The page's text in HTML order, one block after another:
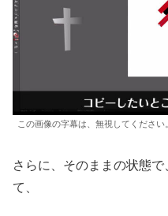
この画像の字幕は、無視してください。
さらに、そのままの状態
て、